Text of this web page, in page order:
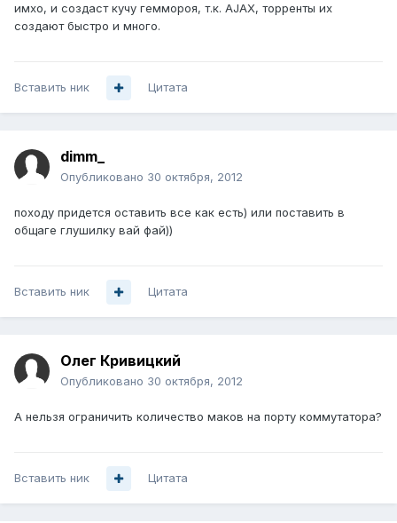
имхо, и создаст кучу геммороя, т.к. AJAX, торренты их
создают быстро и много.
Вставить ник Цитата
dimm_
Опубликовано 30 октября, 2012
походу придется оставить все как есть) или поставить в
общаге глушилку вай фай))
Вставить ник Цитата
Олег Кривицкий
Опубликовано 30 октября, 2012
А нельзя ограничить количество маков на порту коммутатора?
Вставить ник Цитата